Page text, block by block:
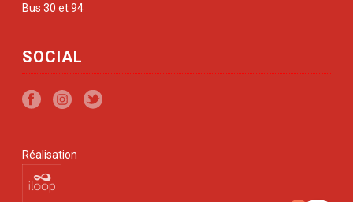
Bus 30 et 94
SOCIAL
Réalisation